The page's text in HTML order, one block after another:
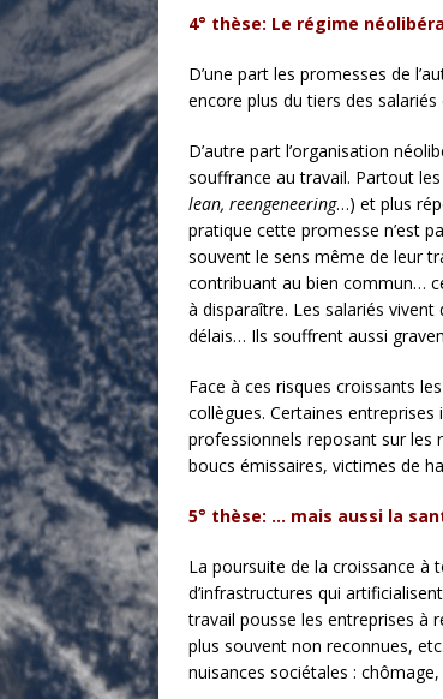
4° thèse: Le régime
D’une part les promesses de
encore plus du tiers des
D’autre part l’organisation
souffrance au travail. Partout
lean, reengeneering…) et plus
pratique cette promesse n’est
souvent le sens même de leur
contribuant au bien commun…
à disparaître. Les salariés
délais… Ils souffrent aussi
Face à ces risques croissants
collègues. Certaines
professionnels reposant sur les
boucs émissaires, victimes de
5° thèse: … mais aussi la
La poursuite de la croissance à
d’infrastructures qui
travail pousse les entreprises à
plus souvent non reconnues,
nuisances sociétales :